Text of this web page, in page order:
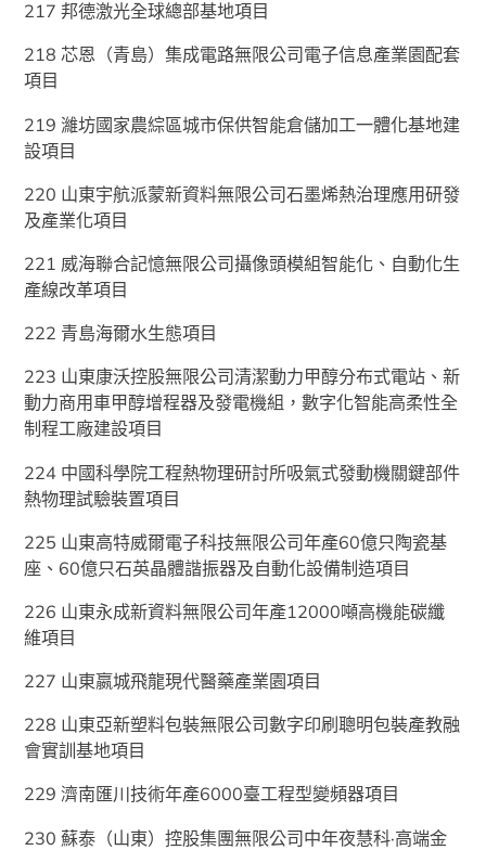
217 邦德激光全球總部基地項目
218 芯恩（青島）集成電路無限公司電子信息產業園配套
項目
219 濰坊國家農綜區城市保供智能倉儲加工一體化基地建
設項目
220 山東宇航派蒙新資料無限公司石墨烯熱治理應用研發
及產業化項目
221 威海聯合記憶無限公司攝像頭模組智能化、自動化生
產線改革項目
222 青島海爾水生態項目
223 山東康沃控股無限公司清潔動力甲醇分布式電站、新
動力商用車甲醇增程器及發電機組，數字化智能高柔性全
制程工廠建設項目
224 中國科學院工程熱物理研討所吸氣式發動機關鍵部件
熱物理試驗裝置項目
225 山東高特威爾電子科技無限公司年產60億只陶瓷基
座、60億只石英晶體諧振器及自動化設備制造項目
226 山東永成新資料無限公司年產12000噸高機能碳纖
維項目
227 山東嬴城飛龍現代醫藥產業園項目
228 山東亞新塑料包裝無限公司數字印刷聰明包裝產教融
會實訓基地項目
229 濟南匯川技術年產6000臺工程型變頻器項目
230 蘇泰（山東）控股集團無限公司中年夜慧科·高端金